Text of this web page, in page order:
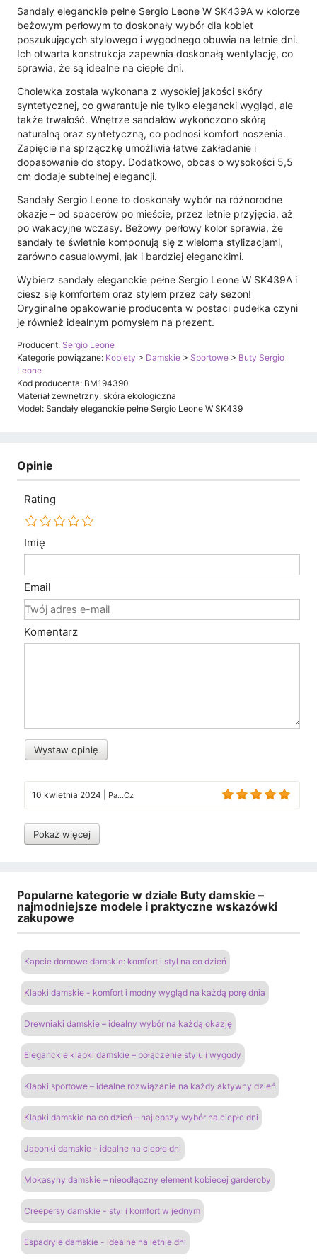
Sandały eleganckie pełne Sergio Leone W SK439A w kolorze
beżowym perłowym to doskonały wybór dla kobiet
poszukujących stylowego i wygodnego obuwia na letnie dni.
Ich otwarta konstrukcja zapewnia doskonałą wentylację, co
sprawia, że są idealne na ciepłe dni.
Cholewka została wykonana z wysokiej jakości skóry
syntetycznej, co gwarantuje nie tylko elegancki wygląd, ale
także trwałość. Wnętrze sandałów wykończono skórą
naturalną oraz syntetyczną, co podnosi komfort noszenia.
Zapięcie na sprzączkę umożliwia łatwe zakładanie i
dopasowanie do stopy. Dodatkowo, obcas o wysokości 5,5
cm dodaje subtelnej elegancji.
Sandały Sergio Leone to doskonały wybór na różnorodne
okazje – od spacerów po mieście, przez letnie przyjęcia, aż
po wakacyjne wczasy. Beżowy perłowy kolor sprawia, że
sandały te świetnie komponują się z wieloma stylizacjami,
zarówno casualowymi, jak i bardziej eleganckimi.
Wybierz sandały eleganckie pełne Sergio Leone W SK439A i
ciesz się komfortem oraz stylem przez cały sezon!
Oryginalne opakowanie producenta w postaci pudełka czyni
je również idealnym pomysłem na prezent.
Producent: Sergio Leone
Kategorie powiązane: Kobiety > Damskie > Sportowe > Buty Sergio
Leone
Kod producenta: BM194390
Materiał zewnętrzny: skóra ekologiczna
Model: Sandały eleganckie pełne Sergio Leone W SK439
Opinie
Rating
Imię
Email
Komentarz
Wystaw opinię
10 kwietnia 2024 Pa...Cz
Pokaż więcej
Popularne kategorie w dziale Buty damskie –
najmodniejsze modele i praktyczne wskazówki
zakupowe
Kapcie domowe damskie: komfort i styl na co dzień
Klapki damskie - komfort i modny wygląd na każdą porę dnia
Drewniaki damskie – idealny wybór na każdą okazję
Eleganckie klapki damskie – połączenie stylu i wygody
Klapki sportowe – idealne rozwiązanie na każdy aktywny dzień
Klapki damskie na co dzień – najlepszy wybór na ciepłe dni
Japonki damskie - idealne na ciepłe dni
Mokasyny damskie – nieodłączny element kobiecej garderoby
Creepersy damskie - styl i komfort w jednym
Espadryle damskie - idealne na letnie dni